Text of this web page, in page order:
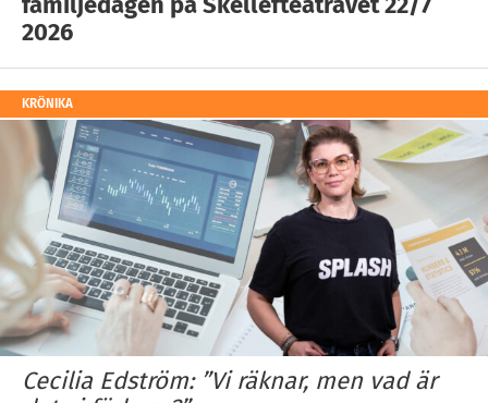
2026
KRÖNIKA
Cecilia Edström: ”Vi räknar, men vad är